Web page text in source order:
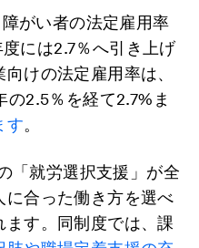
がい者の法定雇用率
には2.7％へ引き上げ
けの法定雇用率は、
2.5％を経て2.7%ま
す。
「就労選択支援」が全
に合った働き方を選べ
ます。同制度では、課